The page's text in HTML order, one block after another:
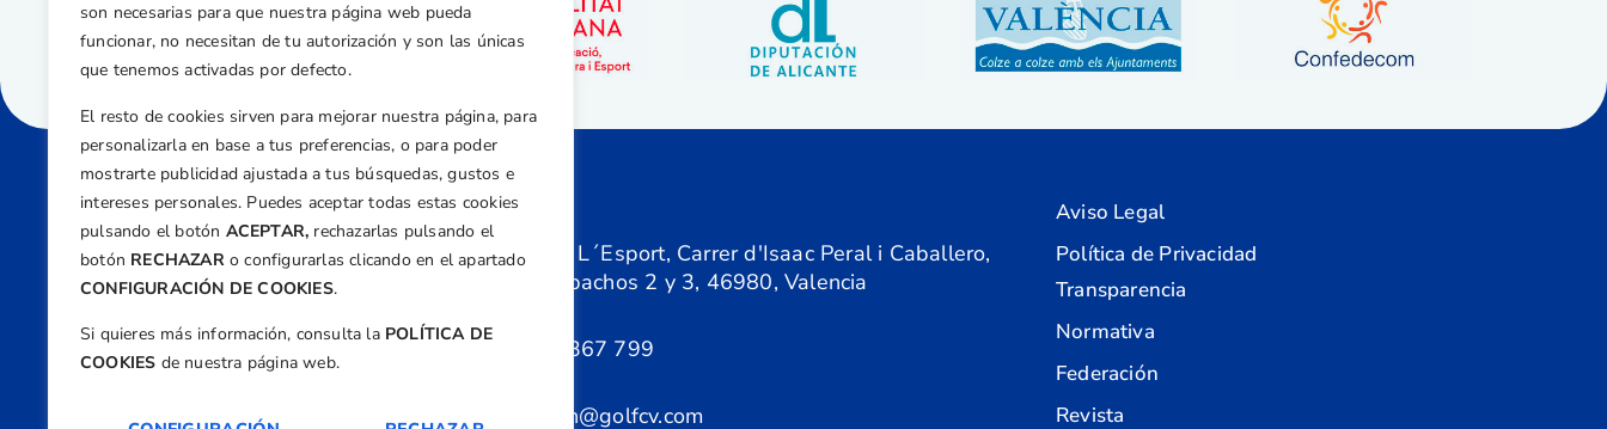
son necesarias para que nuestra página web pueda
funcionar, no necesitan de tu autorización y son las únicas
que tenemos activadas por defecto.
El resto de cookies sirven para mejorar nuestra página, para
personalizarla en base a tus preferencias, o para poder
mostrarte publicidad ajustada a tus búsquedas, gustos e
intereses personales. Puedes aceptar todas estas cookies
pulsando el botón ACEPTAR, rechazarlas pulsando el
botón RECHAZARo configurarlas clicando en el apartado
CONFIGURACIÓN DE COOKIES.
Si quieres más información, consulta la POLÍTICA DE
COOKIES de nuestra página web.
Dirección
Centre de L´Esport, Carrer d'Isaac Peral i Caballero,
Nº 5, Despachos 2 y 3, 46980, Valencia
+34 961 367 799
federacion@golfcv.com
Aviso Legal
Política de Privacidad
Transparencia
Normativa
Federación
Revista